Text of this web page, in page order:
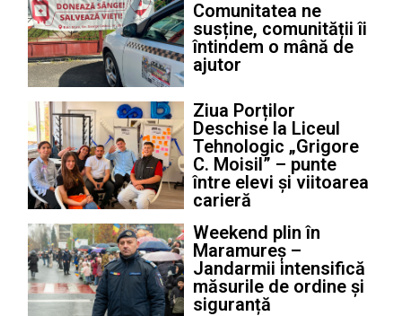
Comunitatea ne
susține, comunității îi
întindem o mână de
ajutor
Ziua Porților
Deschise la Liceul
Tehnologic „Grigore
C. Moisil” – punte
între elevi și viitoarea
carieră
Weekend plin în
Maramureș –
Jandarmii intensifică
măsurile de ordine și
siguranță